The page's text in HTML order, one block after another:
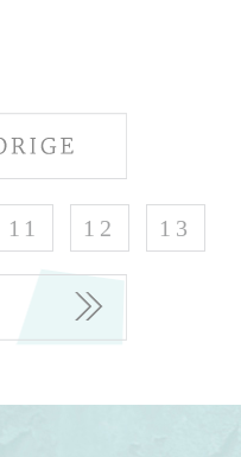
11 12 13